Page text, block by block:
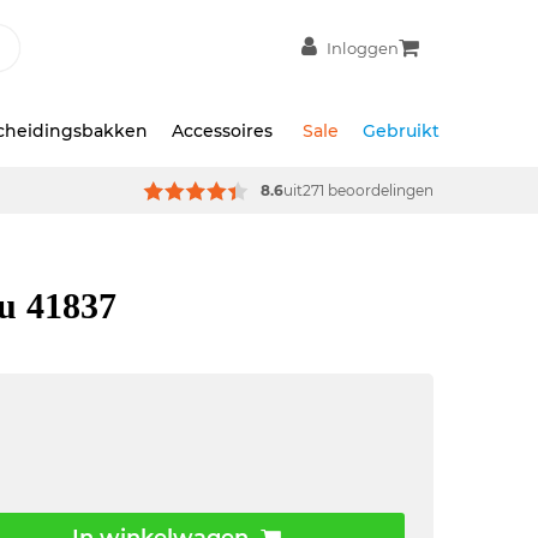
Inloggen
Accessoires Sale Gebruikt
8.6uit271 beoordelingen
41837